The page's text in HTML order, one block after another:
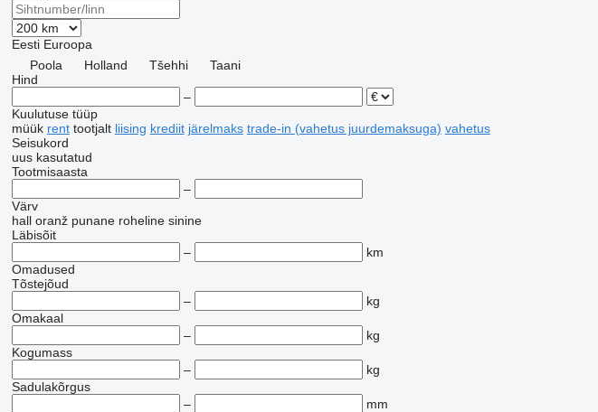
Eesti Euroopa
Poola
Holland Tšehhi
Taani
Hind
–
Kuulutuse tüüp
müük rent tootjalt liising krediit järelmaks trade-in (vahetus juurdemaksuga) vahetus
Seisukord
uus kasutatud
Tootmisaasta
–
Värv
hall oranž punane roheline sinine
Läbisõit
–
km
Omadused
Tõstejõud
–
kg
Omakaal
–
kg
Kogumass
–
kg
Sadulakõrgus
–
mm